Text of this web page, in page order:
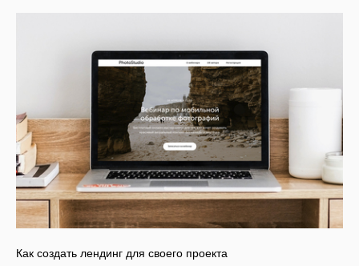
Как создать лендинг для своего проекта